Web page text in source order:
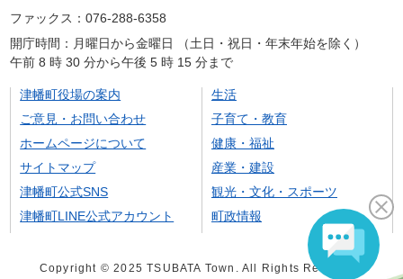
ファックス：076-288-6358
開庁時間：月曜日から金曜日 （土日・祝日・年末年始を除く）
午前 8 時 30 分から午後 5 時 15 分まで
津幡町役場の案内
ご意見・お問い合わせ
ホームページについて
サイトマップ
津幡町公式SNS
津幡町LINE公式アカウント
生活
子育て・教育
健康・福祉
産業・建設
観光・文化・スポーツ
町政情報
Copyright © 2025 TSUBATA Town. All Rights Reserved.